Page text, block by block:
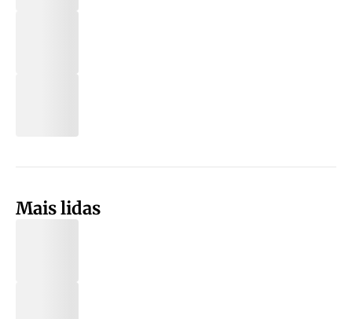
Mais lidas